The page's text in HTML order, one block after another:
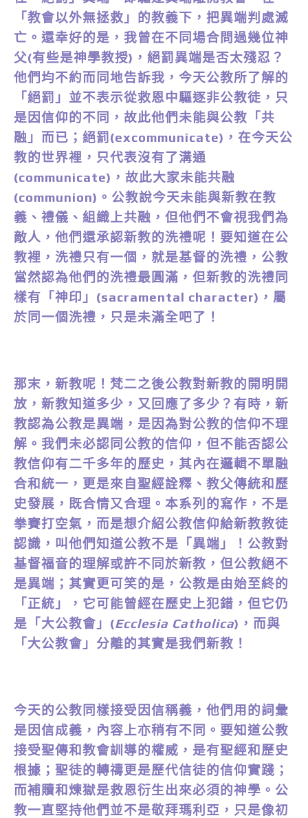
「教會以外無拯救」的教義下，把異端判處滅
亡。還幸好的是，我曾在不同場合問過幾位神
父(有些是神學教授)，絕罰異端是否太殘忍？
他們均不約而同地告訴我，今天公教所了解的
「絕罰」並不表示從救恩中驅逐非公教徒，只
是因信仰的不同，故此他們未能與公教「共
融」而已；絕罰(excommunicate)，在今天公
教的世界裡，只代表沒有了溝通
(communicate)，故此大家未能共融
(communion)。公教說今天未能與新教在教
義、禮儀、組織上共融，但他們不會視我們為
敵人，他們還承認新教的洗禮呢！要知道在公
教裡，洗禮只有一個，就是基督的洗禮，公教
當然認為他們的洗禮最圓滿，但新教的洗禮同
樣有「神印」(sacramental character)，屬
於同一個洗禮，只是未滿全吧了！
那末，新教呢！梵二之後公教對新教的開明開
放，新教知道多少，又回應了多少？有時，新
教認為公教是異端，是因為對公教的信仰不理
解。我們未必認同公教的信仰，但不能否認公
教信仰有二千多年的歷史，其內在邏輯不單融
合和統一，更是來自聖經詮釋、教父傳統和歷
史發展，既合情又合理。本系列的寫作，不是
拳賽打空氣，而是想介紹公教信仰給新教教徒
認識，叫他們知道公教不是「異端」！公教對
基督福音的理解或許不同於新教，但公教絕不
是異端；其實更可笑的是，公教是由始至終的
「正統」，它可能曾經在歷史上犯錯，但它仍
是「大公教會」(Ecclesia Catholica)，而與
「大公教會」分離的其實是我們新教！
今天的公教同樣接受因信稱義，他們用的詞彙
是因信成義，內容上亦稍有不同。要知道公教
接受聖傳和教會訓導的權威，是有聖經和歷史
根據；聖徒的轉禱更是歷代信徒的信仰實踐；
而補贖和煉獄是救恩衍生出來必須的神學。公
教一直堅持他們並不是敬拜瑪利亞，只是像初